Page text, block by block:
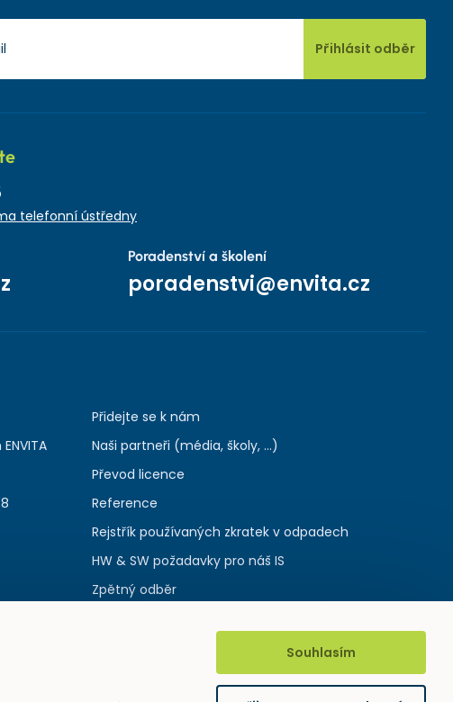
Přihlásit odběr
telefonní ústředny
Poradenství a školení
poradenstvi@envita.cz
Přidejte se k nám
Naši partneři (média, školy, ...)
Převod licence
Reference
Rejstřík používaných zkratek v odpadech
HW & SW požadavky pro náš IS
Zpětný odběr
Souhlasím